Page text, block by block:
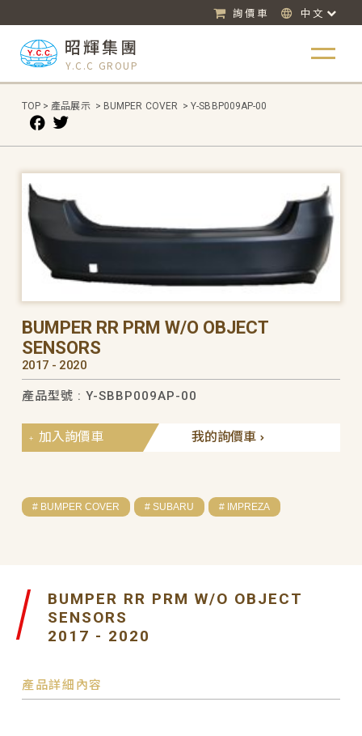
詢價車 中文
昭輝集團
Y.C.C GROUP
TOP > 產品展示 > BUMPER COVER > Y-SBBP009AP-00
BUMPER RR PRM W/O OBJECT
SENSORS
2017 - 2020
產品型號 : Y-SBBP009AP-00
我的詢價車
加入詢價車
# BUMPER COVER # SUBARU # IMPREZA
BUMPER RR PRM W/O OBJECT
SENSORS
2017 - 2020
產品詳細內容